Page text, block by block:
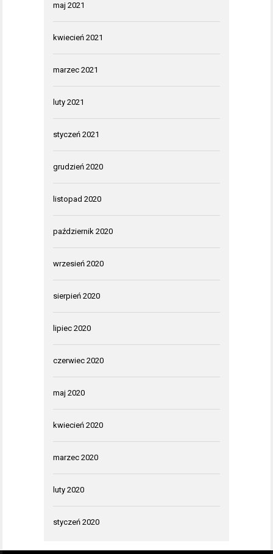
maj 2021
kwiecień 2021
marzec 2021
luty 2021
styczeń 2021
grudzień 2020
listopad 2020
październik 2020
wrzesień 2020
sierpień 2020
lipiec 2020
czerwiec 2020
maj 2020
kwiecień 2020
marzec 2020
luty 2020
styczeń 2020